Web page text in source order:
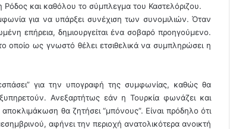
και καθόλου το σύμπλεγμα του Καστελόριζου.
για να υπάρξει συνέχιση των συνομιλιών. Όταν
επήρεια, δημιουργείται ένα σοβαρό προηγούμενο.
οποίο ως γνωστό θέλει ετσιθελικά να συμπληρώσει η
για την υπογραφή της συμφωνίας, καθώς θα
Ανεξαρτήτως εάν η Τουρκία φωνάζει και
θα ζητήσει “μπόνους”. Είναι πρόδηλο ότι
αφήνει την περιοχή ανατολικότερα ανοικτή